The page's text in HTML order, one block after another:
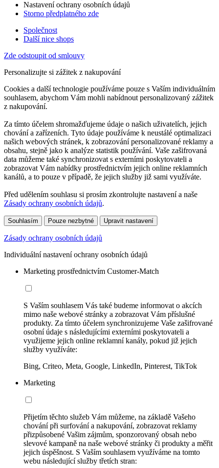
Nastavení ochrany osobních údajů
Storno předplatného zde
Společnost
Další nice shops
Zde odstoupit od smlouvy
Personalizujte si zážitek z nakupování
Cookies a další technologie používáme pouze s Vaším individuálním
souhlasem, abychom Vám mohli nabídnout personalizovaný zážitek
z nakupování.
Za tímto účelem shromažďujeme údaje o našich uživatelích, jejich
chování a zařízeních. Tyto údaje používáme k neustálé optimalizaci
našich webových stránek, k zobrazování personalizované reklamy a
obsahu, stejně jako k analýze statistik používání. Vaše zašifrovaná
data můžeme také synchronizovat s externími poskytovateli a
zobrazovat Vám nabídky prostřednictvím jejich online reklamních
kanálů, a to pouze v případě, že jejich služby již sami využíváte.
Před udělením souhlasu si prosím zkontrolujte nastavení a naše
Zásady ochrany osobních údajů.
Souhlasím Pouze nezbytné Upravit nastavení
Zásady ochrany osobních údajů
Individuální nastavení ochrany osobních údajů
Marketing prostřednictvím Customer-Match
S Vaším souhlasem Vás také budeme informovat o akcích
mimo naše webové stránky a zobrazovat Vám příslušné
produkty. Za tímto účelem synchronizujeme Vaše zašifrované
osobní údaje s následujícími externími poskytovateli a
využijeme jejich online reklamní kanály, pokud již jejich
služby využíváte:
Bing, Criteo, Meta, Google, LinkedIn, Pinterest, TikTok
Marketing
Přijetím těchto služeb Vám můžeme, na základě Vašeho
chování při surfování a nakupování, zobrazovat reklamy
přizpůsobené Vašim zájmům, sponzorovaný obsah nebo
slevové kampaně na naše webové stránky či produkty a měřit
jejich úspěšnost. S Vaším souhlasem využíváme na tomto
webu následující služby třetích stran: